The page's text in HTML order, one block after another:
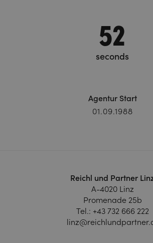
53
seconds
Agentur Start
01.09.1988
Reichl und Partner
A-4020 Linz
Promenade 25b
Tel.: +43 732 666 222